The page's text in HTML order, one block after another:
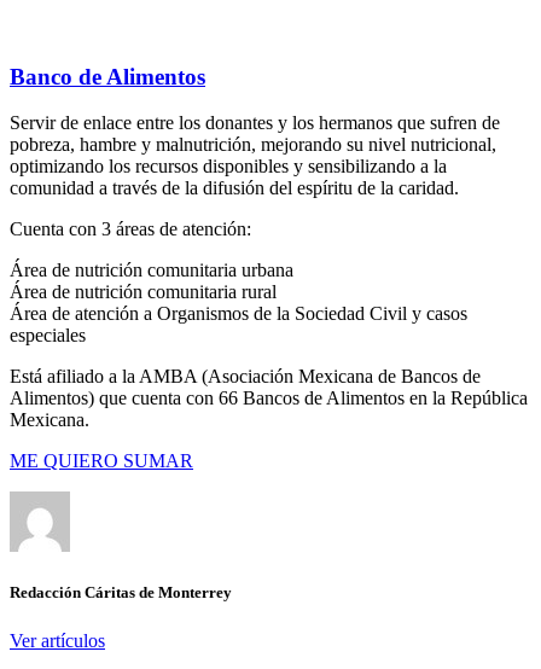
Banco de Alimentos
Servir de enlace entre los donantes y los hermanos que sufren de
pobreza, hambre y malnutrición, mejorando su nivel nutricional,
optimizando los recursos disponibles y sensibilizando a la
comunidad a través de la difusión del espíritu de la caridad.
Cuenta con 3 áreas de atención:
Área de nutrición comunitaria urbana
Área de nutrición comunitaria rural
Área de atención a Organismos de la Sociedad Civil y casos
especiales
Está afiliado a la AMBA (Asociación Mexicana de Bancos de
Alimentos) que cuenta con 66 Bancos de Alimentos en la República
Mexicana.
ME QUIERO SUMAR
Redacción Cáritas de Monterrey
Ver artículos